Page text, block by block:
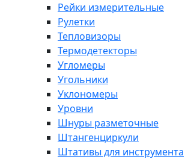
Рейки измерительные
Рулетки
Тепловизоры
Термодетекторы
Угломеры
Угольники
Уклономеры
Уровни
Шнуры разметочные
Штангенциркули
Штативы для инструмента